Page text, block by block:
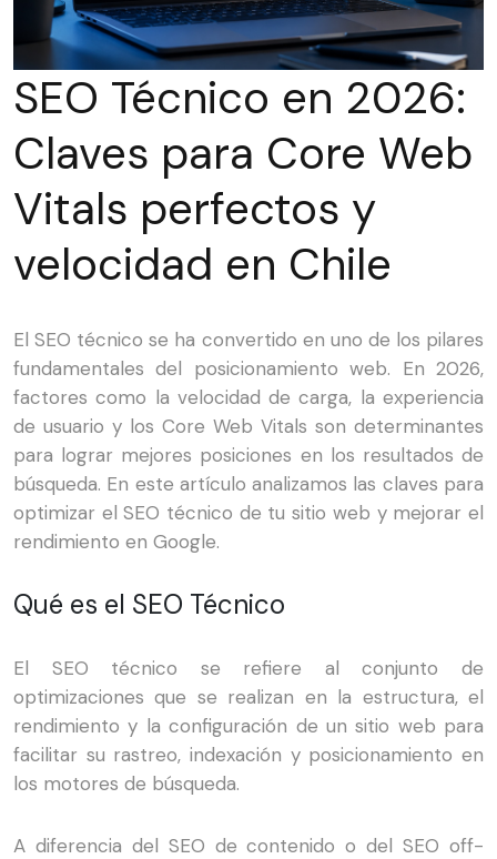
SEO Técnico en 2026:
Claves para Core Web
Vitals perfectos y
velocidad en Chile
El SEO técnico se ha convertido en uno de los pilares
fundamentales del posicionamiento web. En 2026,
factores como la velocidad de carga, la experiencia
de usuario y los Core Web Vitals son determinantes
para lograr mejores posiciones en los resultados de
búsqueda. En este artículo analizamos las claves para
optimizar el SEO técnico de tu sitio web y mejorar el
rendimiento en Google.
Qué es el SEO Técnico
El SEO técnico se refiere al conjunto de
optimizaciones que se realizan en la estructura, el
rendimiento y la configuración de un sitio web para
facilitar su rastreo, indexación y posicionamiento en
los motores de búsqueda.
A diferencia del SEO de contenido o del SEO off-